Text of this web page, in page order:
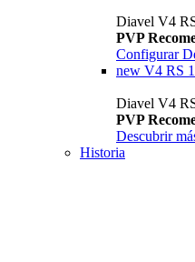
Diavel V4
PVP
Configurar
new V4 RS
Diavel V4
PVP
Descubrir
Historia